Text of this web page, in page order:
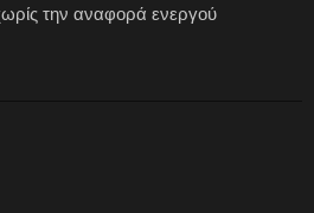
την αναφορά ενεργού